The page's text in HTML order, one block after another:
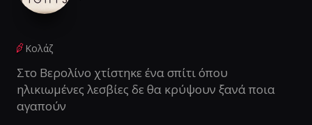
Κολάζ
Στο Βερολίνο χτίστηκε ένα σπίτι όπου
ηλικιωμένες λεσβίες δε θα κρύψουν ξανά ποια
αγαπούν